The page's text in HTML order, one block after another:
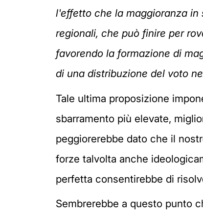
l'effetto che la maggioranza
regionali, che può finire per
favorendo la formazione di
di una distribuzione del voto
Tale ultima proposizione
sbarramento più elevate,
peggiorerebbe dato che il
forze talvolta anche
perfetta consentirebbe di
Sembrerebbe a questo punto